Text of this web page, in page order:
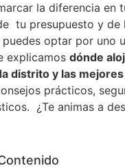
la diferencia en
tu presupuesto y de
puedes optar por uno
explicamos dónde
distrito y las
prácticos,
¿Te animas a